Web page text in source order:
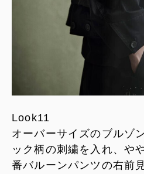
Look11
オーバーサイズのブルゾ
ック柄の刺繍を入れ、や
番バルーンパンツの右前